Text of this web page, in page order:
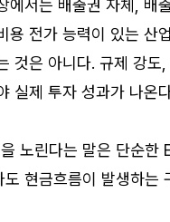
에서는 배출권 자체, 배
용 전가 능력이 있는 산
것은 아니다. 규제 강
실제 투자 성과가 나온
노린다는 말은 단순한
도 현금흐름이 발생하